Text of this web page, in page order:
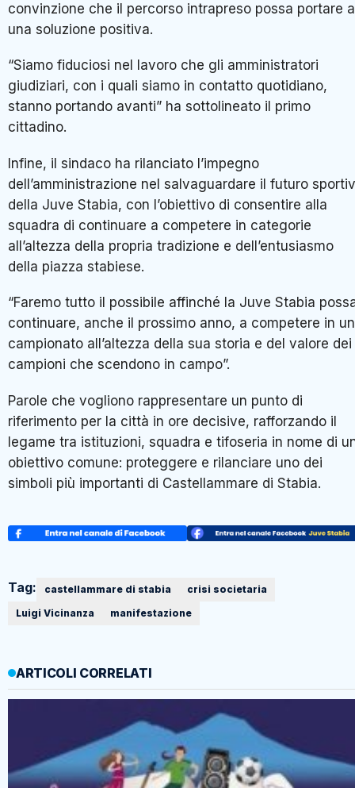
convinzione che il percorso intrapreso possa portare a
una soluzione positiva.
“Siamo fiduciosi nel lavoro che gli amministratori
giudiziari, con i quali siamo in contatto quotidiano,
stanno portando avanti” ha sottolineato il primo
cittadino.
Infine, il sindaco ha rilanciato l’impegno
dell’amministrazione nel salvaguardare il futuro
della Juve Stabia, con l’obiettivo di consentire alla
squadra di continuare a competere in categorie
all’altezza della propria tradizione e dell’entusiasmo
della piazza stabiese.
“Faremo tutto il possibile affinché la Juve Stabia
continuare, anche il prossimo anno, a competere in un
campionato all’altezza della sua storia e del valore dei
campioni che scendono in campo”.
Parole che vogliono rappresentare un punto di
riferimento per la città in ore decisive, rafforzando il
legame tra istituzioni, squadra e tifoseria in nome di
obiettivo comune: proteggere e rilanciare uno dei
simboli più importanti di Castellammare di Stabia.
Tag: castellammare di stabia
crisi societaria
Luigi Vicinanza
manifestazione
ARTICOLI CORRELATI